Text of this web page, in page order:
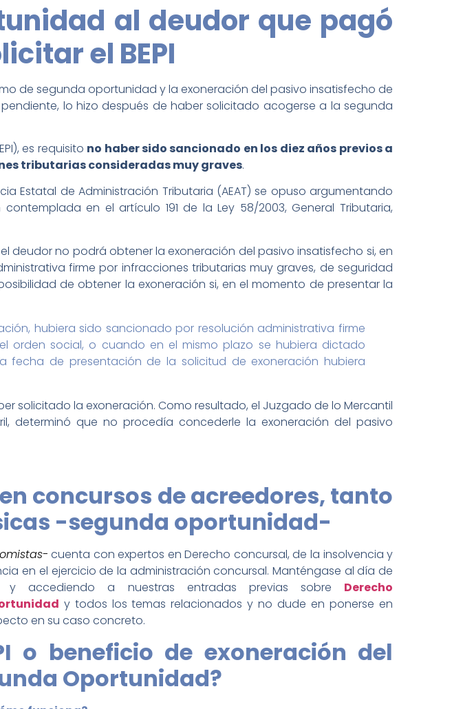
al deudor que pagó
el BEPI
de segunda oportunidad y la exoneración del pasivo insatisfecho de
lo hizo después de haber solicitado acogerse a la segunda
es requisito no haber sido sancionado en los diez años previos a
tributarias consideradas muy graves.
Estatal de Administración Tributaria (AEAT) se opuso argumentando
en el artículo 191 de la Ley 58/2003, General Tributaria,
deudor no podrá obtener la exoneración del pasivo insatisfecho si, en
firme por infracciones tributarias muy graves, de seguridad
de obtener la exoneración si, en el momento de presentar la
hubiera sido sancionado por resolución administrativa firme
orden social, o cuando en el mismo plazo se hubiera dictado
fecha de presentación de la solicitud de exoneración hubiera
solicitado la exoneración. Como resultado, el Juzgado de lo Mercantil
determinó que no procedía concederle la exoneración del pasivo
concursos de acreedores, tanto
-segunda oportunidad-
cuenta con expertos en Derecho concursal, de la insolvencia y
en el ejercicio de la administración concursal. Manténgase al día de
accediendo a nuestras entradas previas sobre Derecho
y todos los temas relacionados y no dude en ponerse en
en su caso concreto.
o beneficio de exoneración del
Oportunidad?